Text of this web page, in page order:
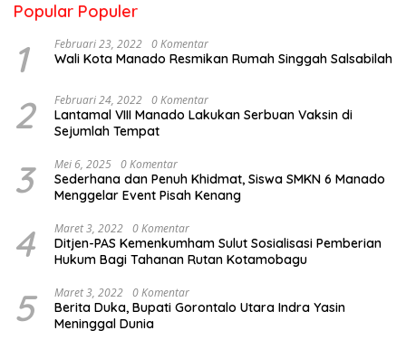
Popular Populer
1 Februari 23, 2022 0 Komentar
Wali Kota Manado Resmikan Rumah Singgah Salsabilah
2 Februari 24, 2022 0 Komentar
Lantamal VIII Manado Lakukan Serbuan Vaksin di
Sejumlah Tempat
3 Mei 6, 2025 0 Komentar
Sederhana dan Penuh Khidmat, Siswa SMKN 6 Manado
Menggelar Event Pisah Kenang
4 Maret 3, 2022 0 Komentar
Ditjen-PAS Kemenkumham Sulut Sosialisasi Pemberian
Hukum Bagi Tahanan Rutan Kotamobagu
5 Maret 3, 2022 0 Komentar
Berita Duka, Bupati Gorontalo Utara Indra Yasin
Meninggal Dunia